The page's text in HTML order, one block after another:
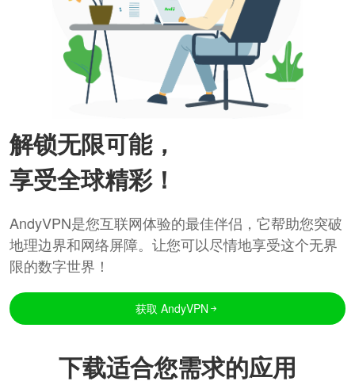
解锁无限可能，
享受全球精彩！
AndyVPN是您互联网体验的最佳伴侣，它帮助您突破
地理边界和网络屏障。让您可以尽情地享受这个无界
限的数字世界！
获取 AndyVPN
下载适合您需求的应用